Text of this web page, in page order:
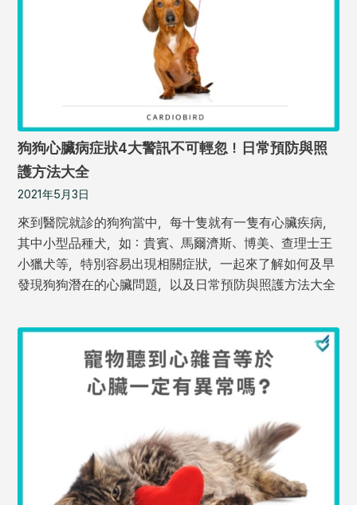
狗狗心臟病症狀4大警訊不可輕忽！日常預防與照
護方法大全
2021年5月3日
來到醫院就診的狗狗當中，每十隻就有一隻有心臟疾病，
其中小型品種犬，如：貴賓、馬爾濟斯、博美、查理士王
小獵犬等，特別容易出現相關症狀，一起來了解如何及早
發現狗狗潛在的心臟問題，以及日常預防與照護方法大全